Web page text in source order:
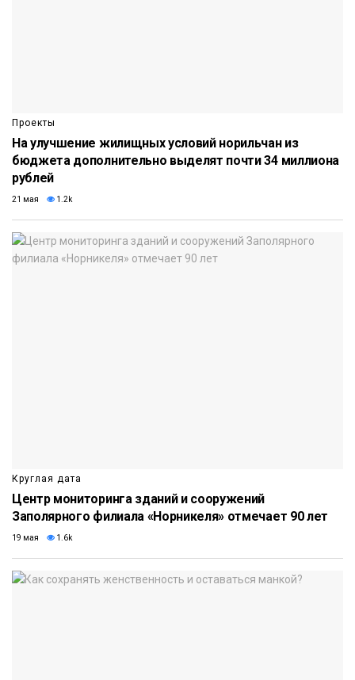
Проекты
На улучшение жилищных условий норильчан из
бюджета дополнительно выделят почти 34 миллиона
рублей
21 мая 1.2k
Круглая дата
Центр мониторинга зданий и сооружений
Заполярного филиала «Норникеля» отмечает 90 лет
19 мая 1.6k